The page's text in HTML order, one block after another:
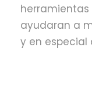
ayudaran a
y en especial